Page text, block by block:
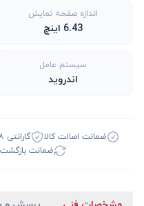
اندازه صفحه نمایش
6.43 اینچ
سیستم عامل
اندروید
ضمانت اصالت کالا گارانتی ۱۸ ماهه شرکتی
ضمانت بازگشت ۷